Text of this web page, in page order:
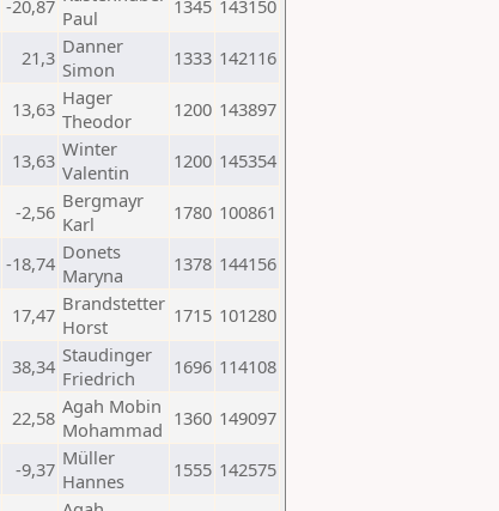
-20,87 Paul
1345 143150
21,3 Danner
Simon
1333 142116
13,63 Hager
Theodor
1200 143897
13,63 Winter
Valentin
1200 145354
-2,56 Bergmayr
Karl
1780 100861
-18,74 Donets
Maryna
1378 144156
17,47 Brandstetter
Horst
1715 101280
38,34 Staudinger
Friedrich
1696 114108
22,58 Agah Mobin
Mohammad 1360 149097
-9,37 Müller
Hannes
1555 142575